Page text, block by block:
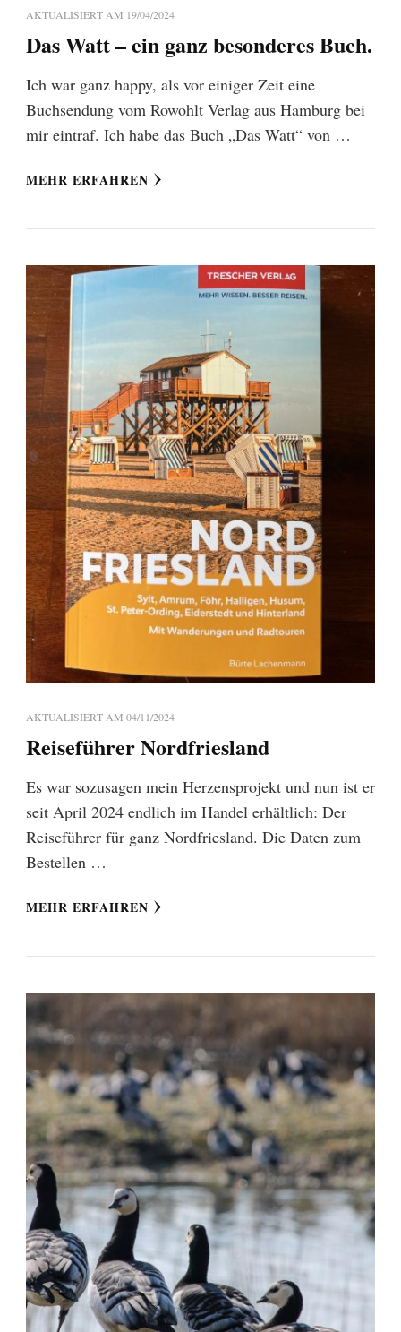
AKTUALISIERT AM 19/04/2024
Das Watt – ein ganz besonderes Buch.
Ich war ganz happy, als vor einiger Zeit eine
Buchsendung vom Rowohlt Verlag aus Hamburg bei
mir eintraf. Ich habe das Buch „Das Watt“ von …
MEHR ERFAHREN
AKTUALISIERT AM 04/11/2024
Reiseführer Nordfriesland
Es war sozusagen mein Herzensprojekt und nun ist er
seit April 2024 endlich im Handel erhältlich: Der
Reiseführer für ganz Nordfriesland. Die Daten zum
Bestellen …
MEHR ERFAHREN